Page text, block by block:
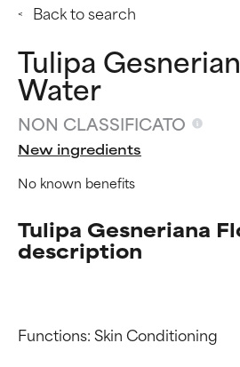
Back to search
Tulipa
Water
NON CLASSIFICATO
New ingredients
No known benefits
Tulipa Gesneriana
description
Functions: Skin Conditioning